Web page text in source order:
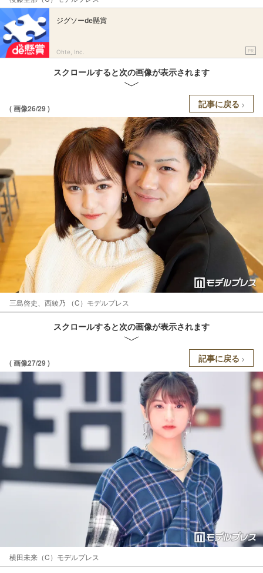
ジグソーde懸賞
Ohte, Inc. PR
スクロールすると次の画像が表示されます
( 画像26/29 ) 記事に戻る
三島啓史、西綾乃 （C）モデルプレス
スクロールすると次の画像が表示されます
( 画像27/29 ) 記事に戻る
横田未来（C）モデルプレス